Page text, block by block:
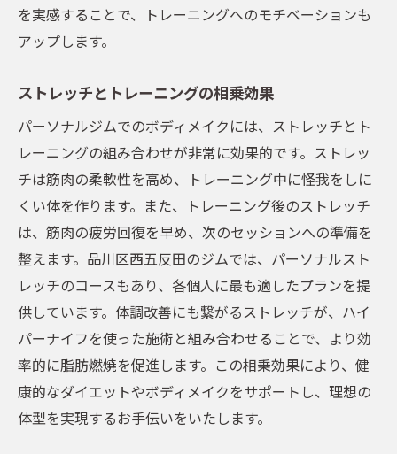
を実感することで、トレーニングへのモチベーションも
アップします。
ストレッチとトレーニングの相乗効果
パーソナルジムでのボディメイクには、ストレッチとト
レーニングの組み合わせが非常に効果的です。ストレッ
チは筋肉の柔軟性を高め、トレーニング中に怪我をしに
くい体を作ります。また、トレーニング後のストレッチ
は、筋肉の疲労回復を早め、次のセッションへの準備を
整えます。品川区西五反田のジムでは、パーソナルスト
レッチのコースもあり、各個人に最も適したプランを提
供しています。体調改善にも繋がるストレッチが、ハイ
パーナイフを使った施術と組み合わせることで、より効
率的に脂肪燃焼を促進します。この相乗効果により、健
康的なダイエットやボディメイクをサポートし、理想の
体型を実現するお手伝いをいたします。